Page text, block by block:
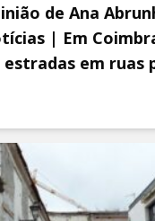
de Ana
| Em
em ruas